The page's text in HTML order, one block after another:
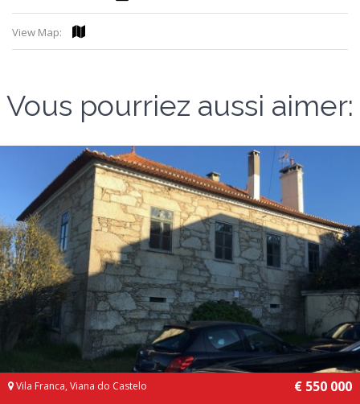
View Map:
Vous pourriez aussi aimer:
Vila Franca, Viana do Castelo € 550 000